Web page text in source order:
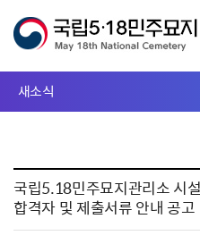
새소식
국립5.18민주묘지관리소 시
합격자 및 제출서류 안내 공고